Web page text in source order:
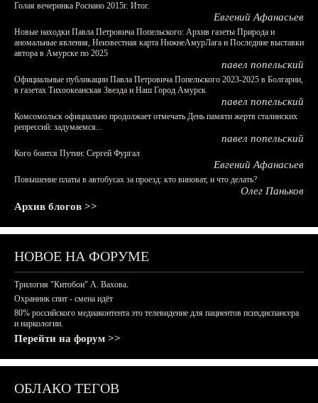
Голая вечеринка Роснано 2015г. Итог.
Евгений Афанасьев
Новые находки Павла Петровича Попельского: Архив газеты Природа и
аномальные явления, Неизвестная карта НижнеАмурЛага и Последние выставки
автора в Амурске по 2025
павел попельский
Официальные публикации Павла Петровича Попельского 2023-2025 в Болгарии,
в газетах Тихоокеанская Звезда и Наш Город Амурск
павел попельский
Комсомольск официально продолжает отмечать День памяти жертв сталинских
репрессий: задумаемся...
павел попельский
Кого боится Путин: Сергей Фургал
Евгений Афанасьев
Повышение платы в автобусах за проезд: кто виноват, и что делать?
Олег Паньков
Архив блогов >>
НОВОЕ НА ФОРУМЕ
Трилогия "Китобои" А. Вахова.
Охранник спит - смена идёт
80% российского медиаконтента это телевидение для пациентов психдиспансера
и наркологии.
Перейти на форум >>
ОБЛАКО ТЕГОВ